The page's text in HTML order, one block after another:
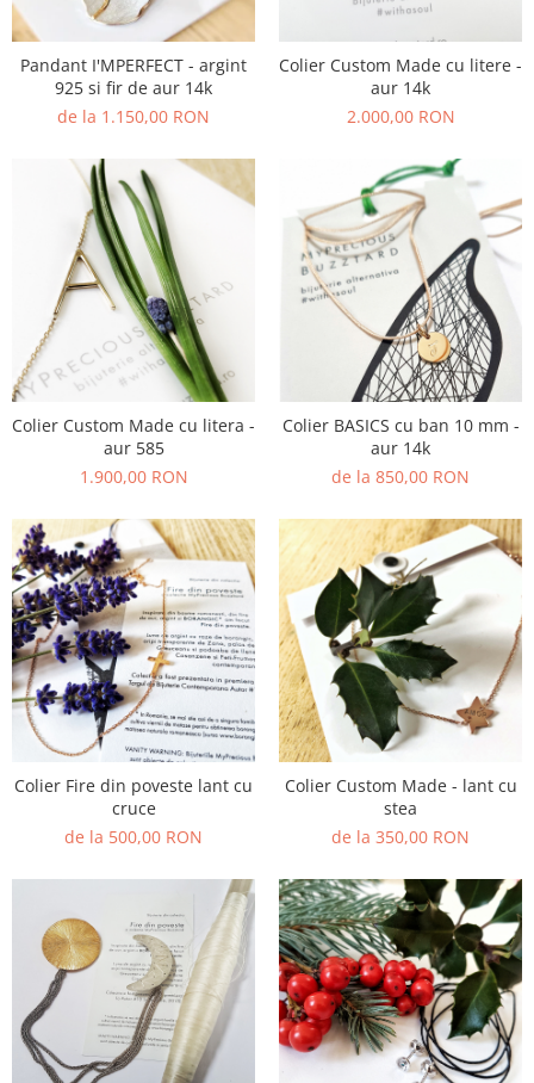
Pandant I'MPERFECT - argint
925 si fir de aur 14k
de la 1.150,00 RON
Colier Custom Made cu litere -
aur 14k
2.000,00 RON
Colier Custom Made cu litera -
aur 585
1.900,00 RON
Colier BASICS cu ban 10 mm -
aur 14k
de la 850,00 RON
Colier Fire din poveste lant cu
cruce
de la 500,00 RON
Colier Custom Made - lant cu
stea
de la 350,00 RON